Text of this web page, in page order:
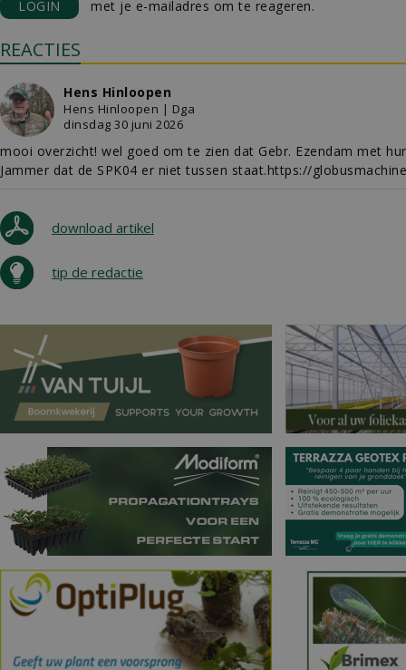
LOGIN met je e-mailadres om te reageren.
REACTIES
Hens Hinloopen
Hens Hinloopen | Dga
dinsdag 30 juni 2026
mooi overzicht! wel goed om te zien dat Gebr. Ezendam met
Jammer dat de SPK04 er niet tussen staat.https://
download artikel
tip de redactie